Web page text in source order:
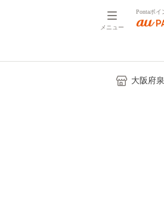
メニュー
Pontaポ
大阪府